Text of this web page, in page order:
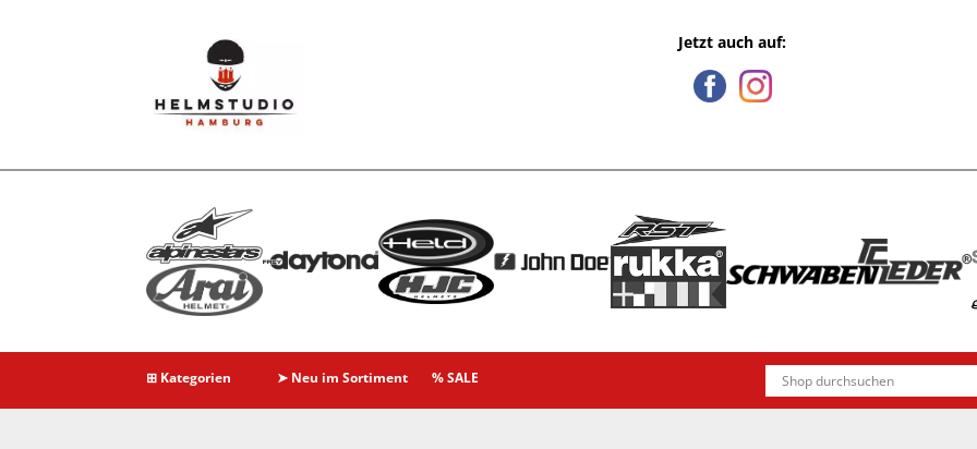
Jetzt auch auf:
⊞ Kategorien ➤ Neu im Sortiment % SALE